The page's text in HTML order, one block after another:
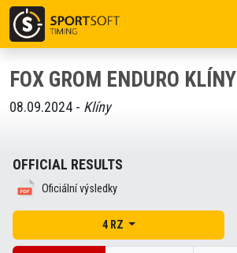
FOX GROM ENDURO KLÍNY
08.09.2024 - Klíny
OFFICIAL RESULTS
Oficiální výsledky
4 RZ